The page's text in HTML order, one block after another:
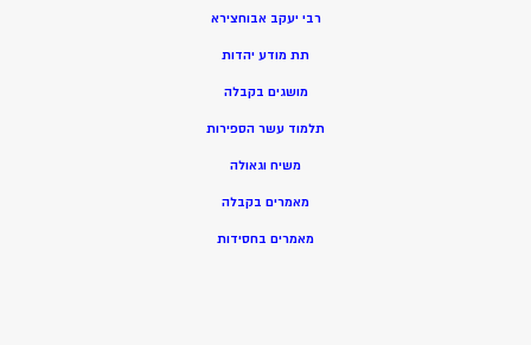
רבי יעקב אבוחצירא
תת מודע יהדות
מושגים בקבלה
תלמוד עשר הספירות
משיח וגאולה
מאמרים בקבלה
מאמרים בחסידות